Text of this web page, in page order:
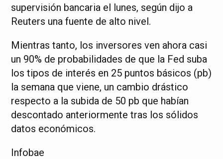
supervisión bancaria el lunes, según dijo a
Reuters una fuente de alto nivel.
Mientras tanto, los inversores ven ahora casi
un 90% de probabilidades de que la Fed suba
los tipos de interés en 25 puntos básicos (pb)
la semana que viene, un cambio drástico
respecto a la subida de 50 pb que habían
descontado anteriormente tras los sólidos
datos económicos.
Infobae